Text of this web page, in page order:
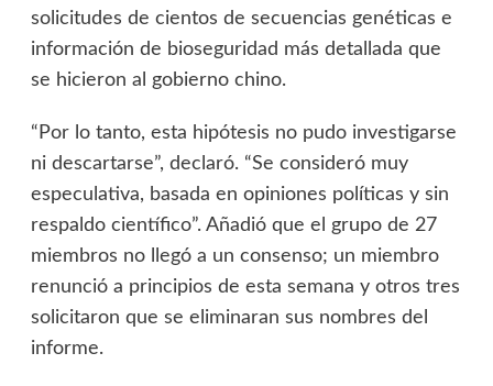
solicitudes de cientos de secuencias genéticas e
información de bioseguridad más detallada que
se hicieron al gobierno chino.
“Por lo tanto, esta hipótesis no pudo investigarse
ni descartarse”, declaró. “Se consideró muy
especulativa, basada en opiniones políticas y sin
respaldo científico”. Añadió que el grupo de 27
miembros no llegó a un consenso; un miembro
renunció a principios de esta semana y otros tres
solicitaron que se eliminaran sus nombres del
informe.